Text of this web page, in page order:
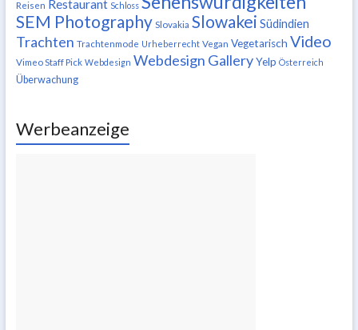
Reisen Restaurant Schloss
SEM Photography Slovakia Slowakei Südindien
Trachten Trachtenmode Urheberrecht Vegan Vegetarisch Video
Vimeo Staff Pick Webdesign Webdesign Gallery Yelp Österreich
Überwachung
Werbeanzeige